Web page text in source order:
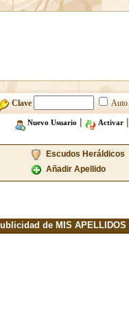
Clave Auto
Nuevo Usuario | Activar|
Escudos Heráldicos
Añadir Apellido
de MIS APELLIDOS